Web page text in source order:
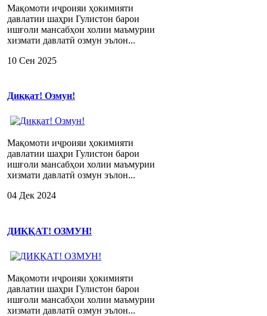
Мақомоти иҷроияи ҳокимияти
давлатии шаҳри Гулистон барои
ишғоли мансабҳои холии маъмурии
хизмати давлатӣ озмун эълон...
10 Сен 2025
Диққат! Озмун!
Мақомоти иҷроияи ҳокимияти
давлатии шаҳри Гулистон барои
ишғоли мансабҳои холии маъмурии
хизмати давлатӣ озмун эълон...
04 Дек 2024
ДИҚҚАТ! ОЗМУН!
Мақомоти иҷроияи ҳокимияти
давлатии шаҳри Гулистон барои
ишғоли мансабҳои холии маъмурии
хизмати давлатӣ озмун эълон...